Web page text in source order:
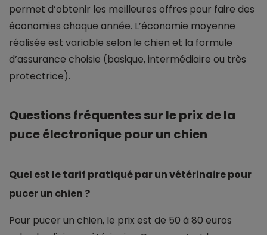
permet d’obtenir les meilleures offres pour faire des
économies chaque année. L’économie moyenne
réalisée est variable selon le chien et la formule
d’assurance choisie (basique, intermédiaire ou très
protectrice).
Questions fréquentes sur le prix de la
puce électronique pour un chien
Quel est le tarif pratiqué par un vétérinaire pour
pucer un chien ?
Pour pucer un chien, le prix est de 50 à 80 euros